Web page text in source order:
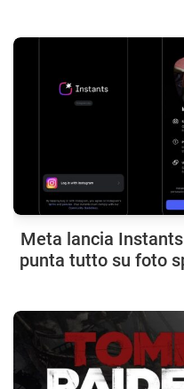
Meta lancia
punta tutto su foto